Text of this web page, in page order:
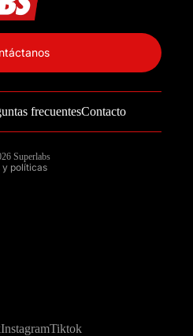
frecuentesContacto
Superlabs
y políticas
InstagramTiktok